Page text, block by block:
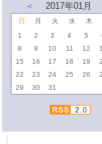
＜
2017年01月
日 月 火 水 木
1
2 3 4 5
8
9 10 11 12
15
16 17 18 19
22
23 24 25 26
29
30 31